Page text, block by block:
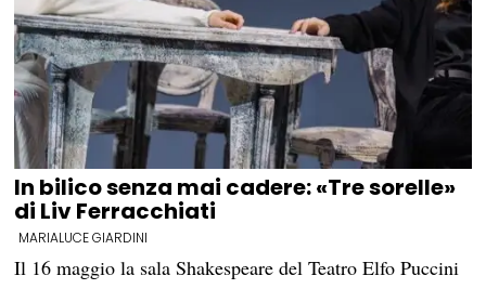
In bilico senza mai cadere: «Tre sorelle»
di Liv Ferracchiati
MARIALUCE GIARDINI
Il 16 maggio la sala Shakespeare del Teatro Elfo Puccini